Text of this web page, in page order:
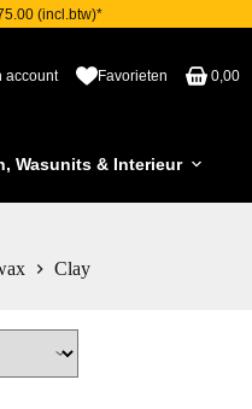
(incl.btw)*
account Favorieten 0,00
Wasunits & Interieur
Clay